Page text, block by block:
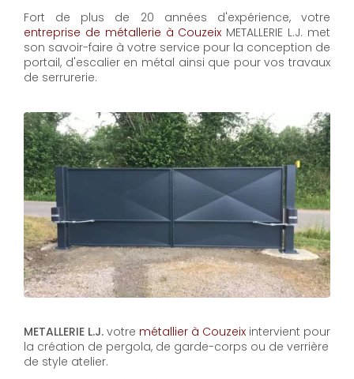
Fort de plus de 20 années d'expérience, votre
entreprise de métallerie à Couzeix METALLERIE L.J. met
son savoir-faire à votre service pour la conception de
portail, d'escalier en métal ainsi que pour vos travaux
de serrurerie.
METALLERIE L.J. votre métallier à Couzeix intervient pour
la création de pergola, de garde-corps ou de verrière
de style atelier.